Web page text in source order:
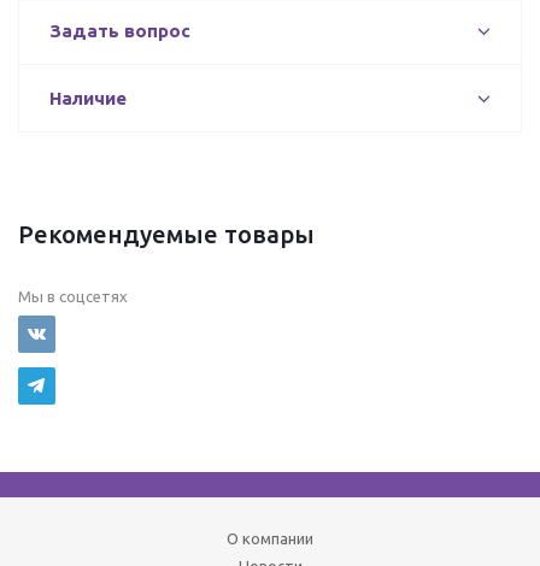
Задать вопрос
Наличие
Рекомендуемые товары
Мы в соцсетях
О компании